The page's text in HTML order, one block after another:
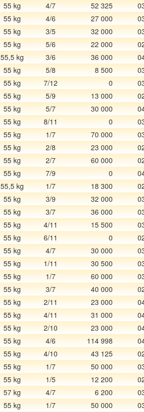
55 kg 4/7 52 325
55 kg 4/6 27 000
55 kg 3/5 32 000
55 kg 5/6 22 000
55,5 kg 3/6 36 000
55 kg 5/8 8 500
55 kg 7/12 0
55 kg 5/9 13 000
55 kg 5/7 30 000
55 kg 8/11 0
55 kg 1/7 70 000
55 kg 2/8 23 000
55 kg 2/7 60 000
55 kg 7/9 0
55,5 kg 1/7 18 300
55 kg 3/9 32 000
55 kg 3/7 36 000
55 kg 4/11 15 500
55 kg 6/11 0
55 kg 4/7 30 000
55 kg 1/11 30 500
55 kg 1/7 60 000
55 kg 3/7 40 000
55 kg 2/11 23 000
55 kg 4/11 31 000
55 kg 2/10 23 000
55 kg 4/6 114 998
55 kg 4/10 43 125
55 kg 1/7 50 000
55 kg 1/5 12 200
57 kg 4/7 6 200
55 kg 1/7 50 000